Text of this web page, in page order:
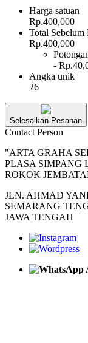
Harga satuan
Rp.400,000
Total Sebelum
Rp.400,000
-
Angka unik
26
Selesaikan Pesanan
Contact Person
"ARTA GRAHA
PLASA SIMPANG
ROKOK
JLN. AHMAD
SEMARANG
JAWA TENGAH